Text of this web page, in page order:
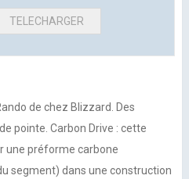
de chez Blizzard. Des
pointe. Carbon Drive : cette
une préforme carbone
segment) dans une construction